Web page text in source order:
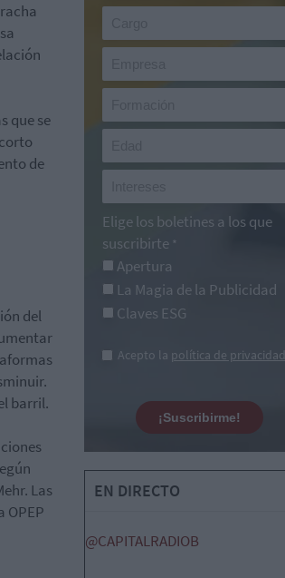
que se
de
del
barril.
Las
OPEP
Elige los boletines a los que
suscribirte *
Apertura
La Magia de la Publicidad
Claves ESG
Acepto la política de privacidad
¡Suscribirme!
EN DIRECTO
@CAPITALRADIOB